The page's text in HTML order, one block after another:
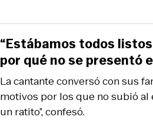
La cantante conversó con sus
motivos por los que no subió al
un ratito”, confesó.
“Estábamos todos
por qué no se presentó